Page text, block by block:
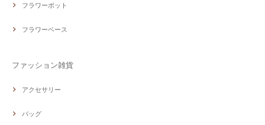
フラワーポット
フラワーベース
ファッション雑貨
アクセサリー
バッグ